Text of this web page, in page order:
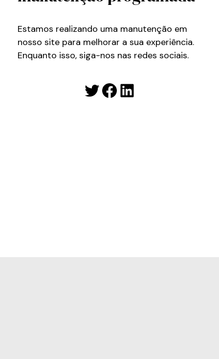
Estamos realizando uma manutenção em
nosso site para melhorar a sua experiência.
Enquanto isso, siga-nos nas redes sociais.
Twitter
Facebook
LinkedIn